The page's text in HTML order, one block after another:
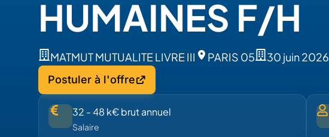
HUMAINES F/H
MATMUT MUTUALITE LIVRE III PARIS 05 30 juin 2026
Postuler à l'offre
32 - 48 k€ brut annuel
Salaire